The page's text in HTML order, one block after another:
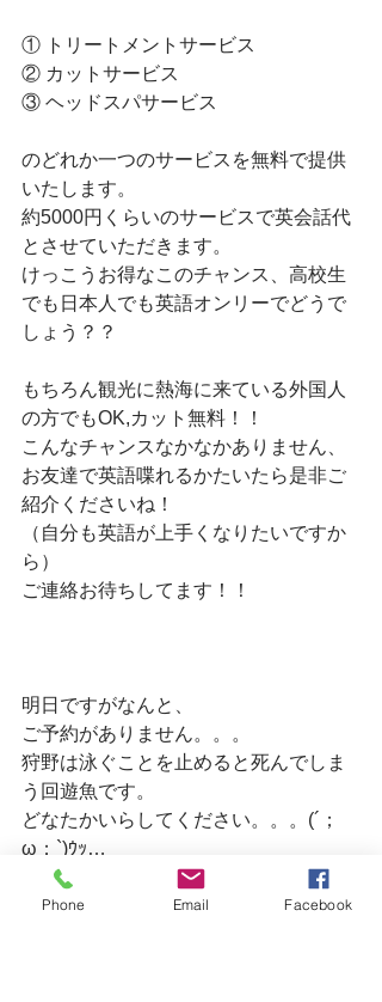
① トリートメントサービス
② カットサービス
③ ヘッドスパサービス
のどれか一つのサービスを無料で提供
いたします。
約5000円くらいのサービスで英会話代
とさせていただきます。
けっこうお得なこのチャンス、高校生
でも日本人でも英語オンリーでどうで
しょう？？
もちろん観光に熱海に来ている外国人
の方でもOK,カット無料！！
こんなチャンスなかなかありません、
お友達で英語喋れるかたいたら是非ご
紹介くださいね！
（自分も英語が上手くなりたいですか
ら）
ご連絡お待ちしてます！！
明日ですがなんと、
ご予約がありません。。。
狩野は泳ぐことを止めると死んでしま
う回遊魚です。
どなたかいらしてください。。。(´；
ω；`)ｳｯ…
Phone Email Facebook